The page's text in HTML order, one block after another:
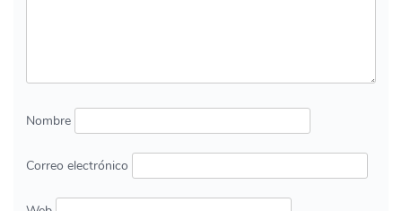
Nombre
Correo electrónico